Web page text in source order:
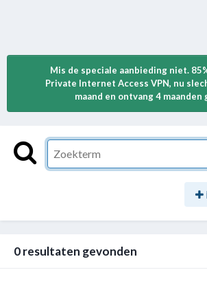
Mis de speciale aanbieding niet.
Private Internet Access VPN, nu
maand en ontvang 4 maanden
0 resultaten gevonden